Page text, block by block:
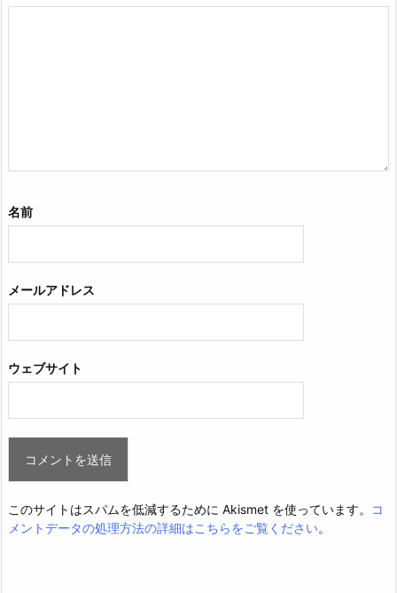
名前
メールアドレス
ウェブサイト
このサイトはスパムを低減するために Akismet を使っています。
コ
メントデータの処理方法の詳細はこちらをご覧ください。